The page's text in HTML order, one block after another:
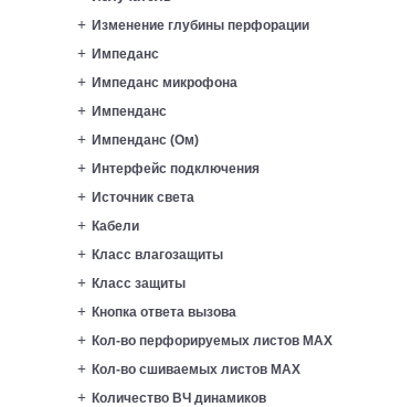
Изменение глубины перфорации
Импеданс
Импеданс микрофона
Импенданс
Импенданс (Ом)
Интерфейс подключения
Источник света
Кабели
Класс влагозащиты
Класс защиты
Кнопка ответа вызова
Кол-во перфорируемых листов MAX
Кол-во сшиваемых листов MAX
Количество ВЧ динамиков